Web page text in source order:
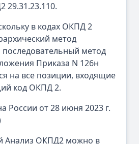
29.31.23.110.
в кодах ОКПД 2
метод
последовательный метод
Приказа N 126н
на все позиции, входящие
код ОКПД 2.
от 28 июня 2023 г.
Анализ ОКПД2 можно в